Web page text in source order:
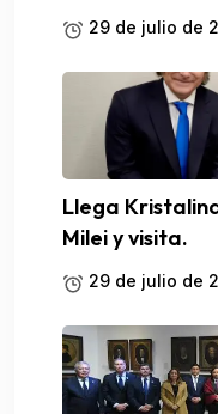
29 de julio de
Llega
Milei y visita.
29 de julio de